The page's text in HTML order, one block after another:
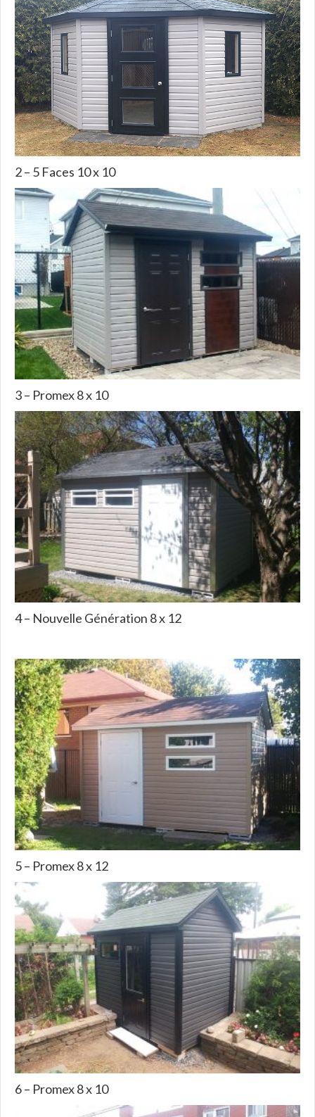
2 – 5 Faces 10 x 10
3 – Promex 8 x 10
4 – Nouvelle Génération 8 x 12
5 – Promex 8 x 12
6 – Promex 8 x 10